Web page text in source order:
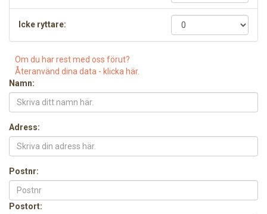
Icke ryttare:
Om du har rest med oss förut?
Återanvänd dina data - klicka här.
Namn:
Adress:
Postnr:
Postort: